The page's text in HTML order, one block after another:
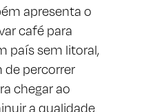
apresenta o
café para
país sem litoral,
de percorrer
chegar ao
a qualidade